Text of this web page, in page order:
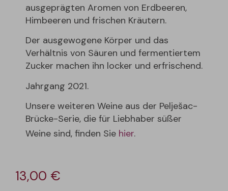
ausgeprägten Aromen von Erdbeeren,
Himbeeren und frischen Kräutern.
Der ausgewogene Körper und das
Verhältnis von Säuren und fermentiertem
Zucker machen ihn locker und erfrischend.
Jahrgang 2021.
Unsere weiteren Weine aus der Pelješac-
Brücke-Serie, die für Liebhaber süßer
Weine sind, finden Sie hier.
13,00 €